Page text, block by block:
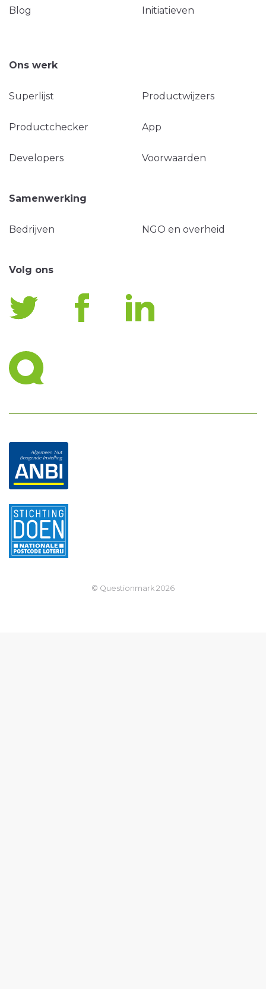
Blog Initiatieven
Ons werk
Superlijst Productwijzers
Productchecker App
Developers Voorwaarden
Samenwerking
Bedrijven NGO en overheid
Volg ons
© Questionmark 2026